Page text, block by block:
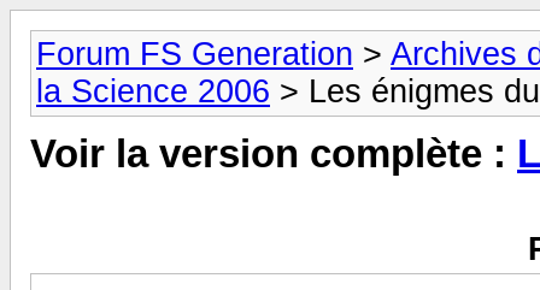
Forum FS Generation > Archives
la Science 2006 > Les énigmes
Voir la version complète :